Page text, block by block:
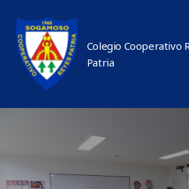
Colegio Cooperativo
Patria